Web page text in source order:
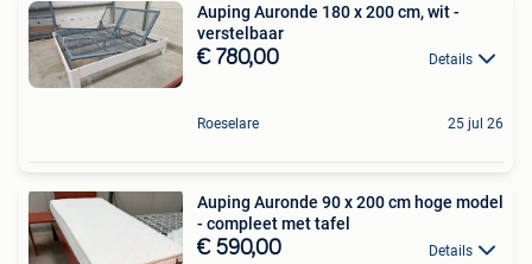
Auping Auronde 180 x 200 cm, wit -
verstelbaar
€ 780,00 Details
Roeselare 25 jul 26
Auping Auronde 90 x 200 cm hoge model
- compleet met tafel
€ 590,00 Details